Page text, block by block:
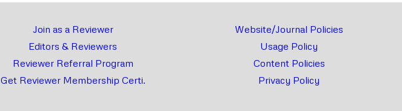
Join as a Reviewer
Editors & Reviewers
Reviewer Referral Program
Get Reviewer Membership Certi.
Website/Journal Policies
Usage Policy
Content Policies
Privacy Policy